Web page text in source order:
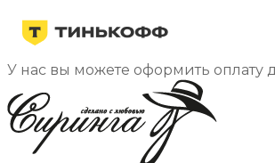
У нас вы можете оформить оплату